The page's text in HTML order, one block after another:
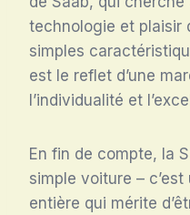
technologie et plaisir
simples
est le reflet d’une
l’individualité et
En fin de compte, la
simple voiture –
entière qui mérite